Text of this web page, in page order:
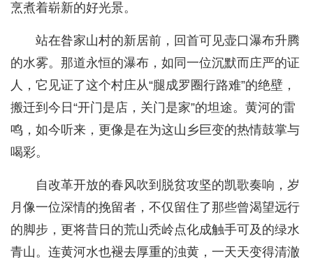
烹煮着崭新的好光景。
站在昝家山村的新居前，回首可见壶口瀑布升腾
的水雾。那道永恒的瀑布，如同一位沉默而庄严的证
人，它见证了这个村庄从“腿成罗圈行路难”的绝壁，
搬迁到今日“开门是店，关门是家”的坦途。黄河的雷
鸣，如今听来，更像是在为这山乡巨变的热情鼓掌与
喝彩。
自改革开放的春风吹到脱贫攻坚的凯歌奏响，岁
月像一位深情的挽留者，不仅留住了那些曾渴望远行
的脚步，更将昔日的荒山秃岭点化成触手可及的绿水
青山。连黄河水也褪去厚重的浊黄，一天天变得清澈